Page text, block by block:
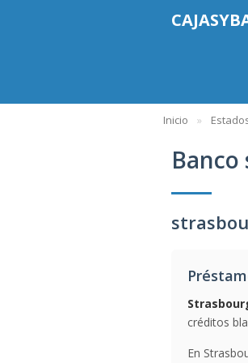
Inicio
créditos
En